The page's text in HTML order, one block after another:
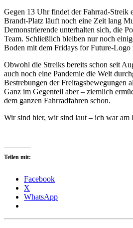
Gegen 13 Uhr findet der Fahrrad-
Brandt-Platz läuft noch eine Zeit lang
Demonstrierende unterhalten sich, die
Team. Schließlich bleiben nur noch
Boden mit dem Fridays for Future-Logo
Obwohl die Streiks bereits schon seit
auch noch eine Pandemie die Welt
Bestrebungen der Freitagsbewegungen
Ganz im Gegenteil aber – ziemlich
dem ganzen Fahrradfahren schon.
Wir sind hier, wir sind laut – ich war am
Teilen mit:
Facebook
X
WhatsApp